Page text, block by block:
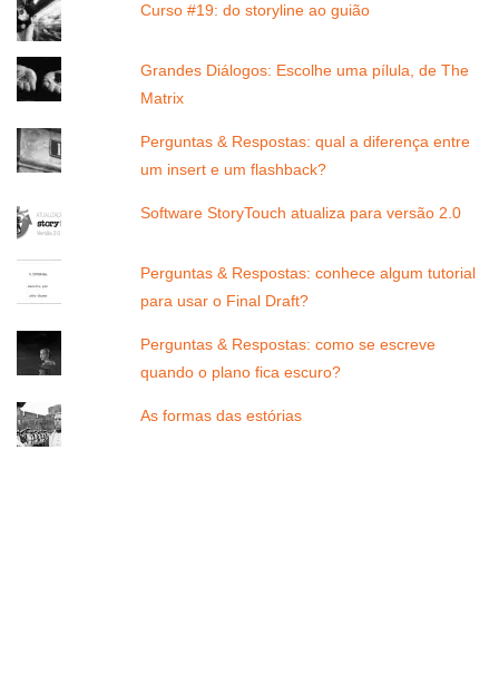
Curso #19: do storyline ao guião
Grandes Diálogos: Escolhe uma pílula, de The
Matrix
Perguntas & Respostas: qual a diferença entre
um insert e um flashback?
Software StoryTouch atualiza para versão 2.0
Perguntas & Respostas: conhece algum tutorial
para usar o Final Draft?
Perguntas & Respostas: como se escreve
quando o plano fica escuro?
As formas das estórias